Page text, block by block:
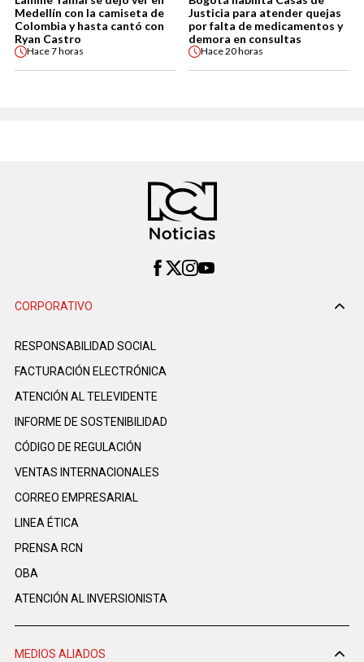
Medellín con la camiseta de
Colombia y hasta cantó con
Ryan Castro
Hace7 horas
Justicia para atender quejas
por falta de medicamentos y
demora en consultas
Hace20 horas
CORPORATIVO
RESPONSABILIDAD SOCIAL
FACTURACIÓN ELECTRÓNICA
ATENCIÓN AL TELEVIDENTE
INFORME DE SOSTENIBILIDAD
CÓDIGO DE REGULACIÓN
VENTAS INTERNACIONALES
CORREO EMPRESARIAL
LINEA ÉTICA
PRENSA RCN
OBA
ATENCIÓN AL INVERSIONISTA
MEDIOS ALIADOS